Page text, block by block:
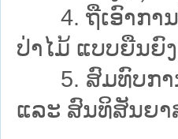
4. ຖືເອົາການ
ປ່າໄມ້ ແບບຍືນຍົ
5. ສົມທົບການ
ແລະ ສົນທິສັນຍາ